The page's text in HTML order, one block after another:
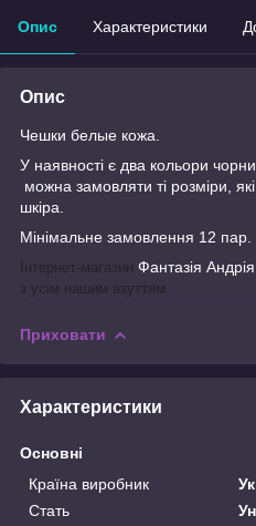
Опис Характеристики
Опис
Чешки белые кожа.
У наявності є два кольори
можна замовляти ті розміри,
шкіра.
Мінімальне замовлення 12 пар.
Інтернет-магазин Фантазія Андрія
з усім нашим взуттям.
Приховати
Характеристики
Основні
Країна виробник
Стать